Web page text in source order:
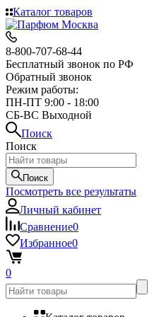
Каталог товаров
8-800-707-68-44
Бесплатный звонок по РФ
Обратный звонок
Режим работы:
ПН-ПТ 9:00 - 18:00
СБ-ВС Выходной
Поиск
Поиск
Поиск
Посмотреть все результаты
Личный кабинет
Сравнение0
Избранное0
0